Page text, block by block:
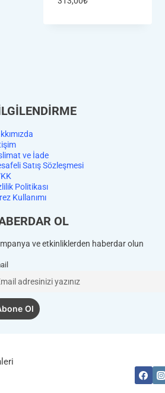
ve İade
Satış Sözleşmesi
Politikası
Kullanımı
OL
ve etkinliklerden haberdar olun